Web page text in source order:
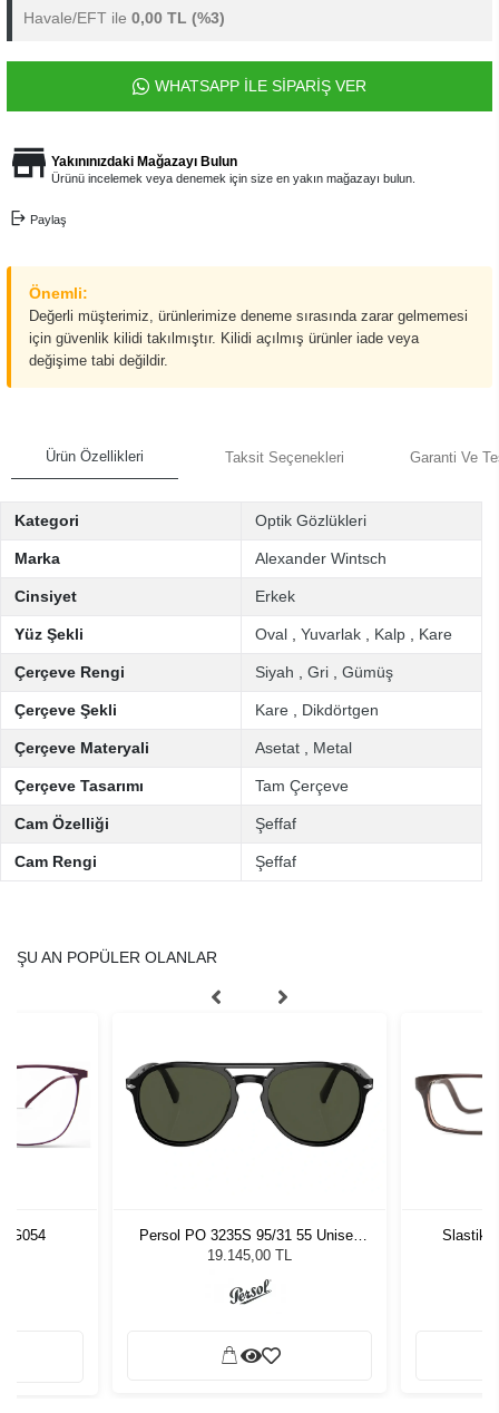
Havale/EFT ile 0,00 TL (%3)
WHATSAPP İLE SİPARİŞ VER
Yakınınızdaki Mağazayı Bulun
Ürünü incelemek veya denemek için size en yakın mağazayı bulun.
Paylaş
Önemli:
Değerli müşterimiz, ürünlerimize deneme sırasında zarar gelmemesi
için güvenlik kilidi takılmıştır. Kilidi açılmış ürünler iade veya
değişime tabi değildir.
Ürün Özellikleri Taksit Seçenekleri Garanti Ve
Kategori Optik Gözlükleri
Marka Alexander Wintsch
Cinsiyet Erkek
Yüz Şekli Oval Yuvarlak Kalp Kare
Çerçeve Rengi Siyah Gri Gümüş
Çerçeve Şekli Kare Dikdörtgen
Çerçeve Materyali Asetat Metal
Çerçeve Tasarımı Tam Çerçeve
Cam Özelliği Şeffaf
Cam Rengi Şeffaf
ŞU AN POPÜLER OLANLAR
Persol PO 3235S 95/31 55 Unisex
Güneş Gözlüğü
19.145,00 TL
Slastik